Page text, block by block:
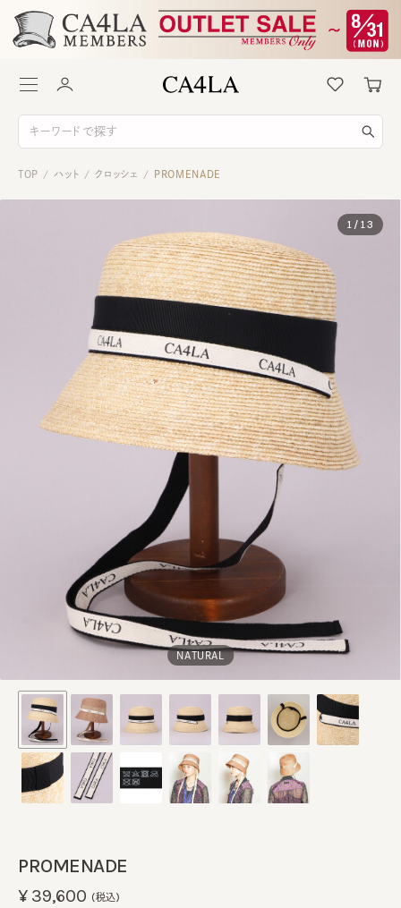
TOP / ハット / クロッシェ / PROMENADE
NATURAL
1 / 13
PROMENADE
¥39,600 (税込)